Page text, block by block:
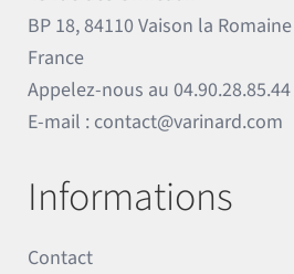
BP 18, 84110 Vaison la Romaine
France
Appelez-nous au04.90.28.85.44
E-mail : contact@varinard.com
Informations
Contact